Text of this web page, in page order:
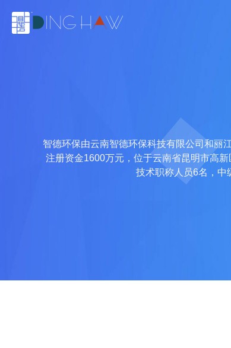
智德环保由云南智德环保科技有限公司和丽
注册资金1600万元，位于云南省昆明市高
技术职称人员6名，中